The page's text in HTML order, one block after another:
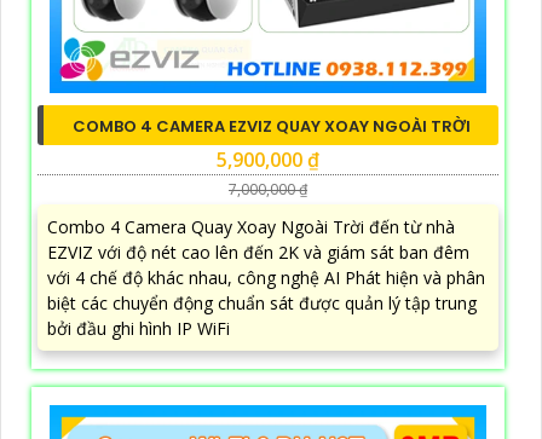
COMBO 4 CAMERA EZVIZ QUAY XOAY NGOÀI TRỜI
5,900,000 ₫
7,000,000 ₫
Combo 4 Camera Quay Xoay Ngoài Trời đến từ nhà
EZVIZ với độ nét cao lên đến 2K và giám sát ban đêm
với 4 chế độ khác nhau, công nghệ AI Phát hiện và phân
biệt các chuyển động chuẩn sát được quản lý tập trung
bởi đầu ghi hình IP WiFi